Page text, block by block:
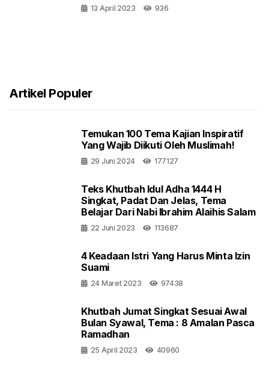
13 April 2023 936
Artikel Populer
Temukan 100 Tema Kajian Inspiratif
Yang Wajib Diikuti Oleh Muslimah!
29 Juni 2024 177127
Teks Khutbah Idul Adha 1444 H
Singkat, Padat Dan Jelas, Tema
Belajar Dari Nabi Ibrahim Alaihis Salam
22 Juni 2023 113687
4 Keadaan Istri Yang Harus Minta Izin
Suami
24 Maret 2023 97438
Khutbah Jumat Singkat Sesuai Awal
Bulan Syawal, Tema : 8 Amalan Pasca
Ramadhan
25 April 2023 40960